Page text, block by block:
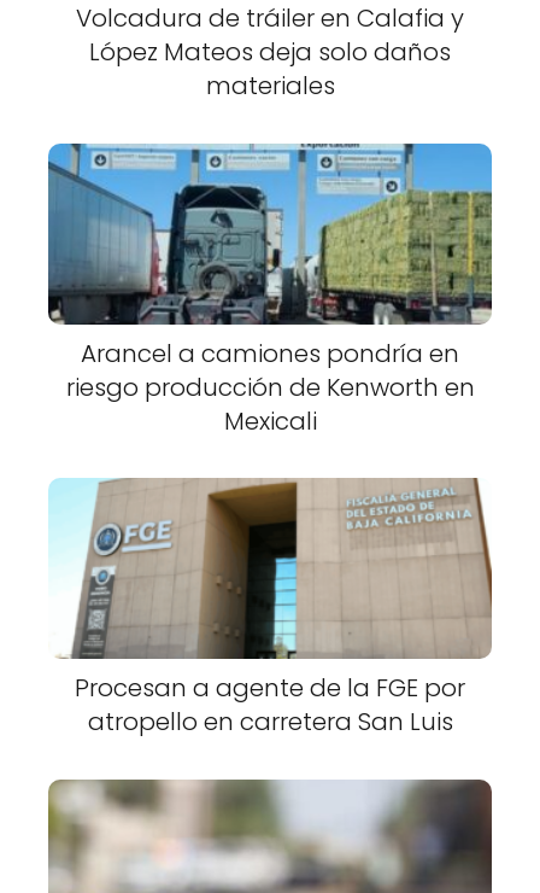
Volcadura de tráiler en Calafia y
López Mateos deja solo daños
materiales
Arancel a camiones pondría en
riesgo producción de Kenworth en
Mexicali
Procesan a agente de la FGE por
atropello en carretera San Luis